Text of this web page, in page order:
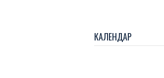
КАЛЕНДАР